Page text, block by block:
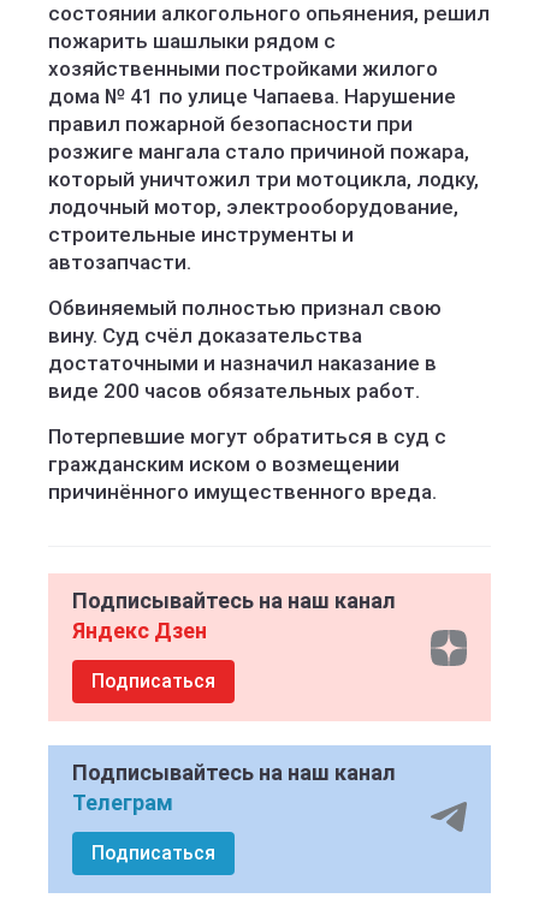
состоянии алкогольного опьянения, решил
пожарить шашлыки рядом с
хозяйственными постройками жилого
дома № 41 по улице Чапаева. Нарушение
правил пожарной безопасности при
розжиге мангала стало причиной пожара,
который уничтожил три мотоцикла, лодку,
лодочный мотор, электрооборудование,
строительные инструменты и
автозапчасти.
Обвиняемый полностью признал свою
вину. Суд счёл доказательства
достаточными и назначил наказание в
виде 200 часов обязательных работ.
Потерпевшие могут обратиться в суд с
гражданским иском о возмещении
причинённого имущественного вреда.
Подписывайтесь на наш канал
Яндекс Дзен
Подписаться
Подписывайтесь на наш канал
Телеграм
Подписаться